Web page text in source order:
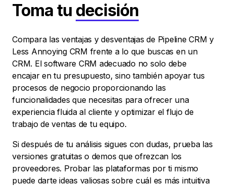
Toma tu decisión
Compara las ventajas y desventajas de Pipeline CRM y
Less Annoying CRM frente a lo que buscas en un
CRM. El software CRM adecuado no solo debe
encajar en tu presupuesto, sino también apoyar tus
procesos de negocio proporcionando las
funcionalidades que necesitas para ofrecer una
experiencia fluida al cliente y optimizar el flujo de
trabajo de ventas de tu equipo.
Si después de tu análisis sigues con dudas, prueba las
versiones gratuitas o demos que ofrezcan los
proveedores. Probar las plataformas por ti mismo
puede darte ideas valiosas sobre cuál es más intuitiva